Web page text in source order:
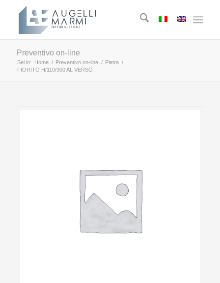
Preventivo on-line
Sei in: Home / Preventivo on-line / Pietra /
FIORITO H/110/300 AL VERSO